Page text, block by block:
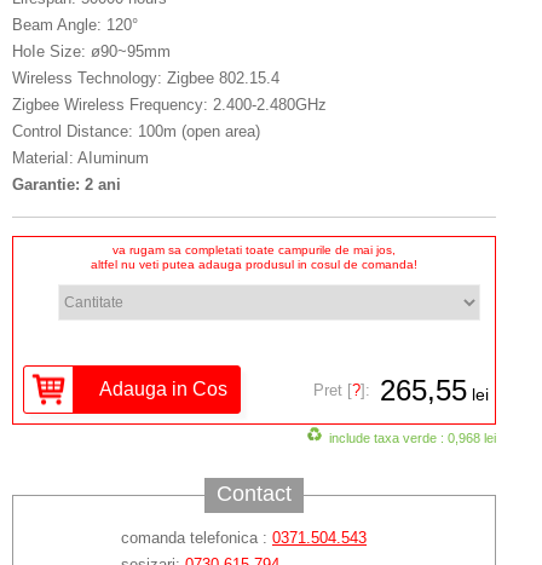
Beam Angle: 120°
HoIe Size: ø90~95mm
Wireless Technology: Zigbee 802.15.4
Zigbee Wireless Frequency: 2.400-2.480GHz
Control Distance: 100m (open area)
MateriaI: AIuminum
Garantie: 2 ani
va rugam sa completati toate campurile de mai jos,
altfel nu veti putea adauga produsul in cosul de comanda!
Pret [?]: 265,55 lei
include taxa verde : 0,968 lei
Contact
comanda telefonica : 0371.504.543